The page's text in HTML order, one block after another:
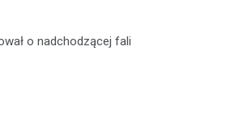
o nadchodzącej fali